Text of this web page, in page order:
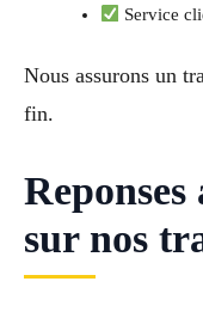
Service
Nous assurons un
fin.
Reponses
sur nos